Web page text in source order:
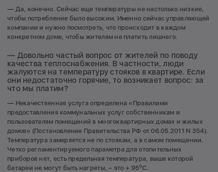
— Да, конечно. Сейчас еще температуры не настолько низкие,
чтобы потребление было высоким. Именно сейчас управляющей
компании и нужно посмотреть, что происходит в каждом
конкретном доме, чтобы жителям не платить лишнего.
— Довольно частый вопрос от жителей по поводу
качества теплоснабжения. В частности, люди
жалуются на температуру стояков в квартире. Если
они недостаточно горячие, то возникает вопрос: за
что мы платим?
— Некачественная услуга определена «Правилами
предоставления коммунальных услуг собственникам и
пользователям помещений в многоквартирных домах и жилых
домов» (Постановление Правительства РФ от 06.05.2011 N 354).
Температура замеряется не по стоякам, а в самом помещении.
Четко регламентируемого параметра для отопительных
приборов нет, есть предельная температура, выше которой
батареи не могут быть нагреты, – это + 95оС.